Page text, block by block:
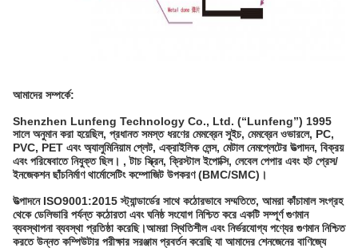
আমাদের সম্পর্কে:
Shenzhen Lunfeng Technology Co., Ltd. (“Lunfeng”) 1995
সালে অনুমান করা হয়েছিল, প্রধানত সমস্ত ধরণের মেমব্রেন সুইচ, মেমব্রেন ওভারলে, PC,
PVC, PET এবং অ্যালুমিনিয়াম প্লেট, এক্রাইলিক লেন্স, মেটাল নেমপ্লেটের উত্পাদন, বিক্রয়
এবং পরিষেবাতে নিযুক্ত ছিল। , টাচ স্ক্রিন, ক্রিস্টাল ইপোক্সি, লেবেল পেপার এবং হট প্রেস/
ইনজেকশন ছাঁচনির্মাণ থার্মোসেটিং কম্পোজিট উপকরণ (BMC/SMC)।
উত্পাদনে ISO9001:2015 স্ট্যান্ডার্ডের সাথে কঠোরভাবে সম্মতিতে, আমরা কাঁচামাল সংগ্রহ
থেকে ডেলিভারি পর্যন্ত কঠোরতা এবং ঘনিষ্ঠ সংযোগ নিশ্চিত করে একটি সম্পূর্ণ গুণমান
ব্যবস্থাপনা ব্যবস্থা প্রতিষ্ঠা করেছি।আমরা স্থিতিশীল এবং নির্ভরযোগ্য পণ্যের গুণমান নিশ্চিত
করতে উন্নত কম্পিউটার পরীক্ষার সরঞ্জাম প্রবর্তন করেছি যা আমাদের শেনজেনের বাণিজ্যে